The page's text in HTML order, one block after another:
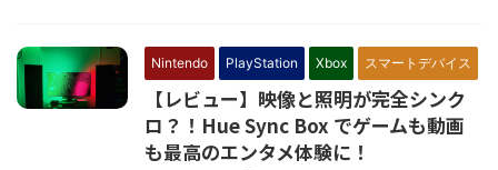
Nintendo PlayStation Xbox スマートデバイス
【レビュー】映像と照明が完全シンク
ロ？！Hue Sync Box でゲームも動画
も最高のエンタメ体験に！